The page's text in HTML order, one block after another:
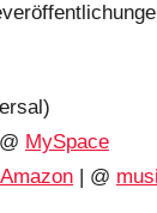
MySpace
Amazon | @